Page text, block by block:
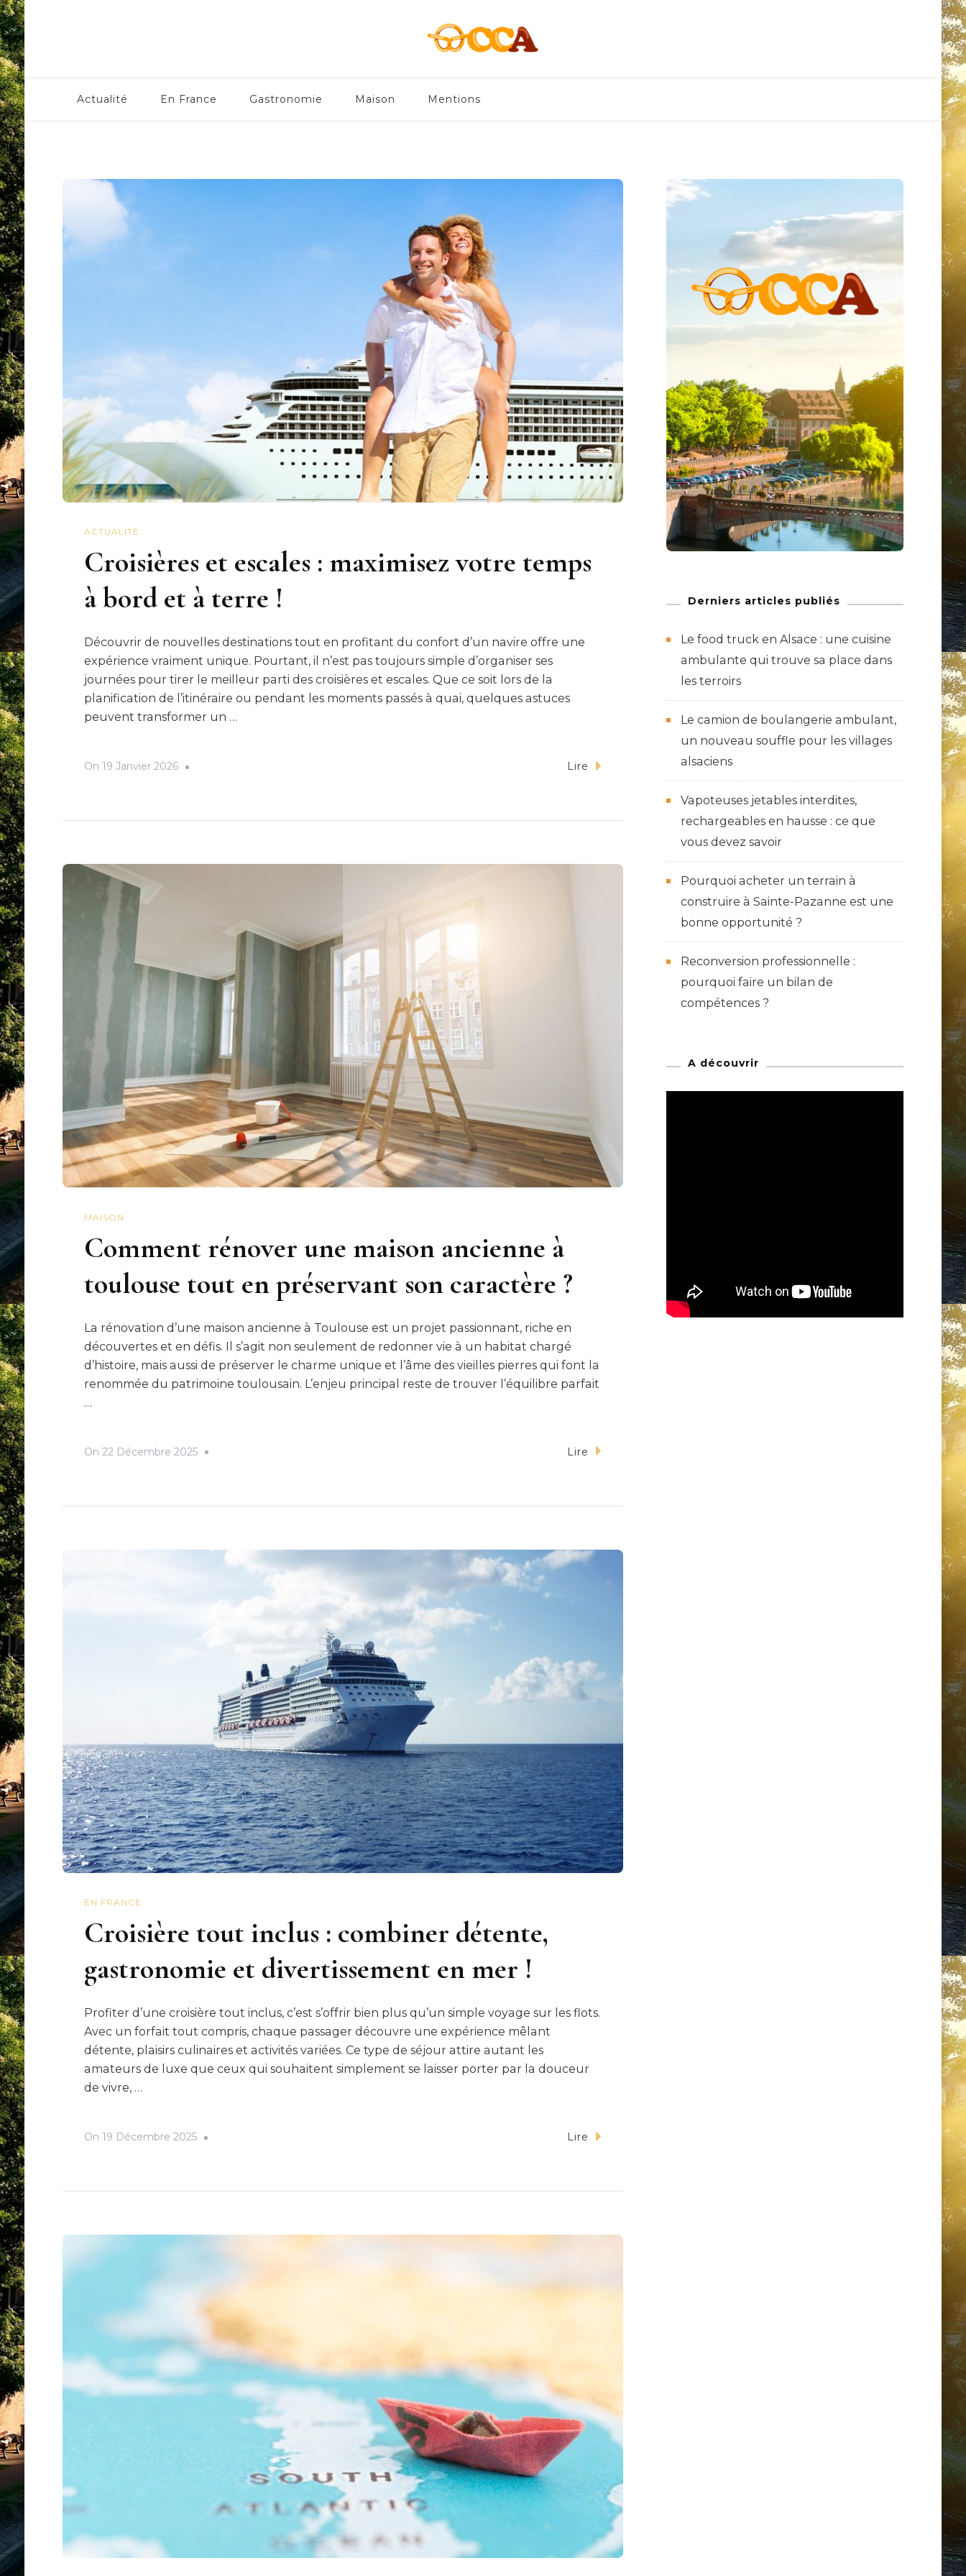
Centre Culturel Alsacien
Actualité En France Gastronomie Maison Mentions
ACTUALITÉ
Croisières et escales : maximisez votre temps
à bord et à terre !
Découvrir de nouvelles destinations tout en profitant du confort d’un navire offre une
expérience vraiment unique. Pourtant, il n’est pas toujours simple d’organiser ses
journées pour tirer le meilleur parti des croisières et escales. Que ce soit lors de la
planification de l’itinéraire ou pendant les moments passés à quai, quelques astuces
peuvent transformer un …
On 19 Janvier 2026 Lire
MAISON
Comment rénover une maison ancienne à
toulouse tout en préservant son caractère ?
La rénovation d’une maison ancienne à Toulouse est un projet passionnant, riche en
découvertes et en défis. Il s’agit non seulement de redonner vie à un habitat chargé
d’histoire, mais aussi de préserver le charme unique et l’âme des vieilles pierres qui font la
renommée du patrimoine toulousain. L’enjeu principal reste de trouver l’équilibre parfait
…
On 22 Décembre 2025 Lire
EN FRANCE
Croisière tout inclus : combiner détente,
gastronomie et divertissement en mer !
Profiter d’une croisière tout inclus, c’est s’offrir bien plus qu’un simple voyage sur les flots.
Avec un forfait tout compris, chaque passager découvre une expérience mêlant
détente, plaisirs culinaires et activités variées. Ce type de séjour attire autant les
amateurs de luxe que ceux qui souhaitent simplement se laisser porter par la douceur
de vivre, …
On 19 Décembre 2025 Lire
Derniers articles publiés
Le food truck en Alsace : une cuisine
ambulante qui trouve sa place dans
les terroirs
Le camion de boulangerie ambulant,
un nouveau souffle pour les villages
alsaciens
Vapoteuses jetables interdites,
rechargeables en hausse : ce que
vous devez savoir
Pourquoi acheter un terrain à
construire à Sainte-Pazanne est une
bonne opportunité ?
Reconversion professionnelle :
pourquoi faire un bilan de
compétences ?
A découvrir